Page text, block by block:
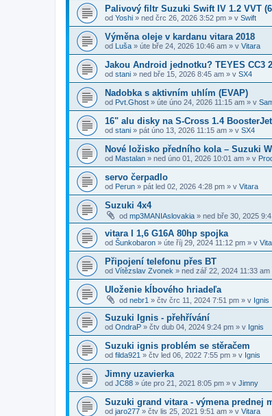
Palivový filtr Suzuki Swift IV 1.2 VVT
od Yoshi » ned črc 26, 2026 3:52 pm » v Swift
Výměna oleje v kardanu vitara 2018
od Luša » úte bře 24, 2026 10:46 am » v Vitara
Jakou Android jednotku? TEYES CC3
od stani » ned bře 15, 2026 8:45 am » v SX4
Nadobka s aktivním uhlím (EVAP)
od Pvt.Ghost » úte úno 24, 2026 11:15 am » v
16" alu disky na S-Cross 1.4
od stani » pát úno 13, 2026 11:15 am » v SX4
​Nové ložisko předního kola – Suzuki
od Mastalan » ned úno 01, 2026 10:01 am » v
servo čerpadlo
od Perun » pát led 02, 2026 4:28 pm » v Vitara
Suzuki 4x4
od mp3MANIAslovakia » ned bře 30, 2025
vitara I 1,6 G16A 80hp spojka
od Šunkobaron » úte říj 29, 2024 11:12 pm » v
Připojení telefonu přes BT
od Vítězslav Zvonek » ned zář 22, 2024 11:33 am
Uloženie kĺbového hriadeľa
od nebr1 » čtv črc 11, 2024 7:51 pm » v Ignis
Suzuki Ignis - přehřívání
od OndraP » čtv dub 04, 2024 9:24 pm » v Ignis
Suzuki ignis problém se stěračem
od filda921 » čtv led 06, 2022 7:55 pm » v Ignis
Jimny uzavierka
od JC88 » úte pro 21, 2021 8:05 pm » v Jimny
Suzuki grand vitara - výmena prednej
od jaro277 » čtv lis 25, 2021 9:51 am » v Vitara